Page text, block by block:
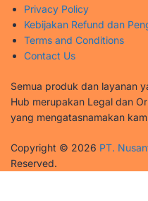
Privacy Policy
Kebijakan Refund dan
Terms and Conditions
Contact Us
Semua produk dan layanan
Hub merupakan Legal dan
yang mengatasnamakan
Copyright © 2026 PT.
Reserved.